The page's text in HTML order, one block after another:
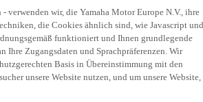
die Cookies ähnlich sind, wie Javascript und
funktioniert und Ihnen grundlegende
Ihre Zugangsdaten und Sprachpräferenzen. Wir
Basis in Übereinstimmung mit den
unsere Website nutzen, und um unsere Website,